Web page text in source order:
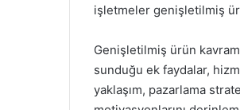
işletmeler genişletilmiş
Genişletilmiş ürün
sunduğu ek faydalar,
yaklaşım, pazarlama